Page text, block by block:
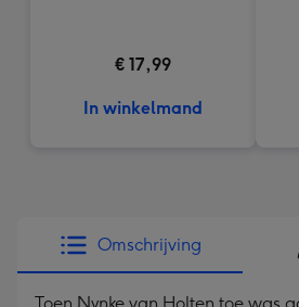
€ 17,99
In winkelmand
Omschrijving